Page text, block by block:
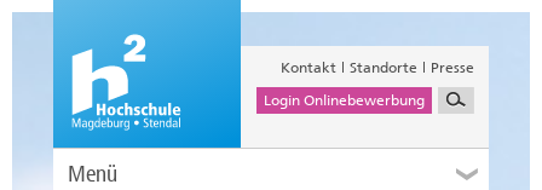
Kontakt Standorte
Presse
Login Onlinebewerbung
Menü